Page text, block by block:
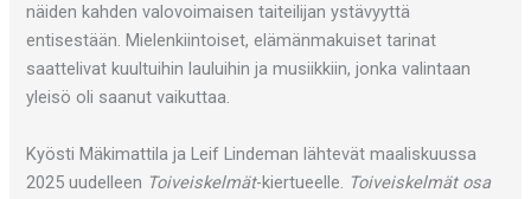
näiden kahden valovoimaisen taiteilijan ystävyyttä
entisestään. Mielenkiintoiset, elämänmakuiset tarinat
saattelivat kuultuihin lauluihin ja musiikkiin, jonka valintaan
yleisö oli saanut vaikuttaa.
Kyösti Mäkimattila ja Leif Lindeman lähtevät maaliskuussa
2025 uudelleen Toiveiskelmät-kiertueelle. Toiveiskelmät osa